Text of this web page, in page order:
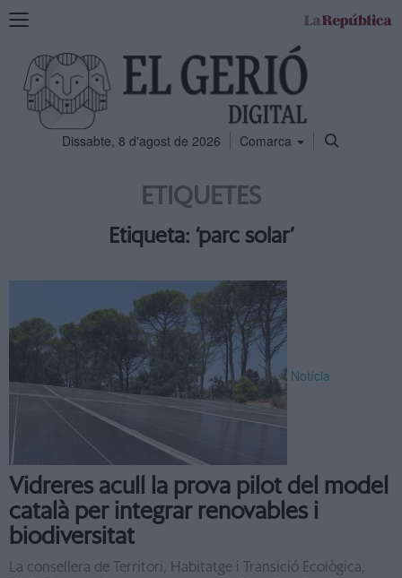
Mostra
navegació
Dissabte, 8 d'agost de 2026 Comarca
ETIQUETES
Etiqueta: ‘parc solar’
Notícia
Vidreres acull la prova pilot del model
català per integrar renovables i
biodiversitat
La consellera de Territori, Habitatge i Transició Ecològica,